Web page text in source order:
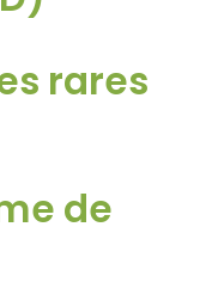
rares
de